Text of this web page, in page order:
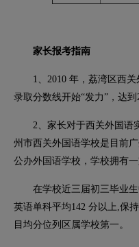
家长报考指南
1、2010 年，荔湾区西关
录取分数线开始“发力”，达
2、家长对于西关外国语实
州市西关外国语学校是目前
公办外国语学校，学校拥有
在学校近三届初三毕业生
英语单科平均142 分以上,保
目均分位列区属学校第一。